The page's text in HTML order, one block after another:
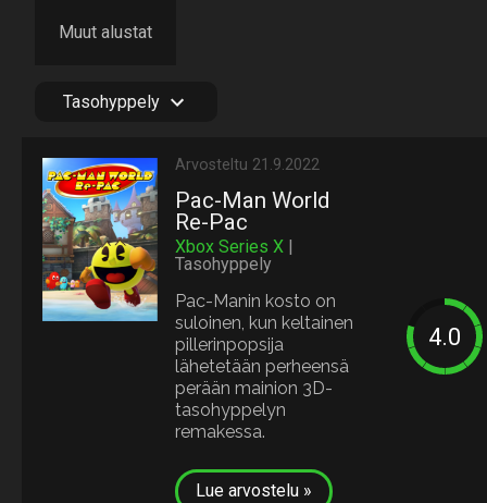
Muut alustat
Tasohyppely
Arvosteltu 21.9.2022
Pac-Man World
Re-Pac
Xbox Series X |
Tasohyppely
Pac-Manin kosto on
suloinen, kun keltainen
pillerinpopsija
lähetetään perheensä
perään mainion 3D-
tasohyppelyn
remakessa.
Lue arvostelu »